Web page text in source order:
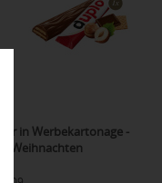
in Werbekartonage -
Weihnachten